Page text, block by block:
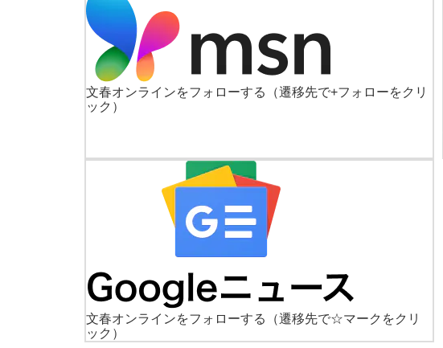
文春オンラインをフォローする
（遷移先で+フォローをクリ
ック）
文春オンラインをフォローする
（遷移先で☆マークをクリ
ック）